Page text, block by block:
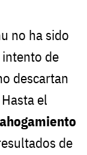
no ha sido
de
descartan
el
ahogamiento
de